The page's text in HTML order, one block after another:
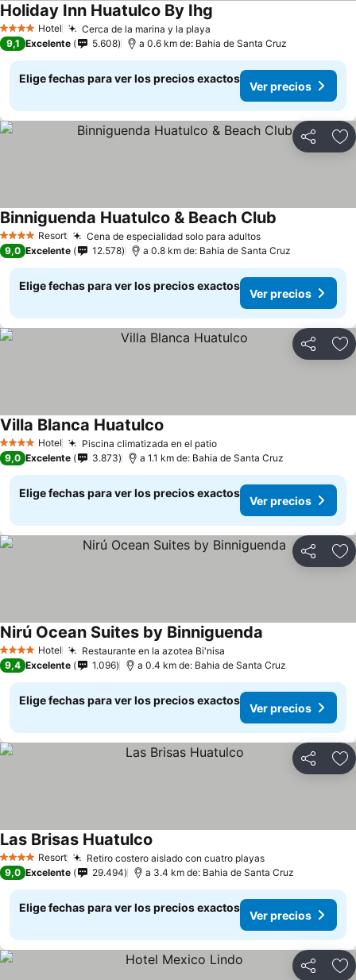
4 EstrellasHotel Cerca de la marina y la playa
Holiday Inn Huatulco By Ihg
9,1 Excelente 5.608 a 0.6 km de: Bahia de Santa Cruz
Elige fechas para ver los precios exactos
Ver precios
Compartir
4 EstrellasResort Cena de especialidad solo para adultosVer precios
Binniguenda Huatulco & Beach Club
9,0 Excelente 12.578 a 0.8 km de: Bahia de Santa Cruz
Elige fechas para ver los precios exactos
Ver precios
Compartir
4 EstrellasHotel Piscina climatizada en el patioVer precios
Villa Blanca Huatulco
9,0 Excelente 3.873 a 1.1 km de: Bahia de Santa Cruz
Elige fechas para ver los precios exactos
Ver precios
Compartir
4 EstrellasHotel Restaurante en la azotea Bi'nisa
Nirú Ocean Suites by Binniguenda
9,4 Excelente 1.096 a 0.4 km de: Bahia de Santa Cruz
Elige fechas para ver los precios exactos
Ver precios
Compartir
4 EstrellasResort Retiro costero aislado con cuatro playasVer precios
Las Brisas Huatulco
9,0 Excelente 29.494 a 3.4 km de: Bahia de Santa Cruz
Elige fechas para ver los precios exactos
Ver precios
Compartir